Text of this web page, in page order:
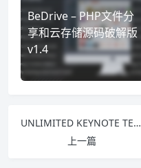
BeDrive – PHP文件分
享和云存储源码破解版
v1.4
UNLIMITED KEYNOTE TEMPLATE
上一篇